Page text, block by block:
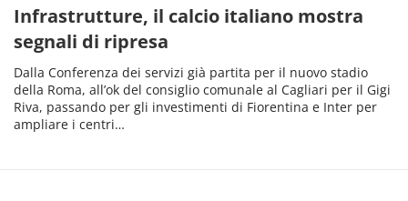
Infrastrutture, il calcio italiano mostra
segnali di ripresa
Dalla Conferenza dei servizi già partita per il nuovo stadio
della Roma, all’ok del consiglio comunale al Cagliari per il Gigi
Riva, passando per gli investimenti di Fiorentina e Inter per
ampliare i centri…